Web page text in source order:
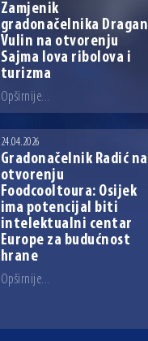
Zamjenik
gradonačelnika Dragan
Vulin na otvorenju
Sajma lova ribolova i
turizma
Opširnije...
24.04.2026
Gradonačelnik Radić na
otvorenju
Foodcooltoura: Osijek
ima potencijal biti
intelektualni centar
Europe za budućnost
hrane
Opširnije...